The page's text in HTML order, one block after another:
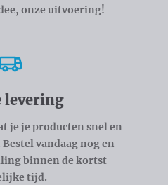
onze uitvoering!
levering
je je producten snel en
vandaag nog en
binnen de kortst
tijd.